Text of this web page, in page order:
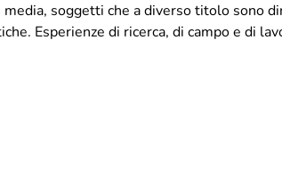
soggetti che a diverso titolo sono
Esperienze di ricerca, di campo e di